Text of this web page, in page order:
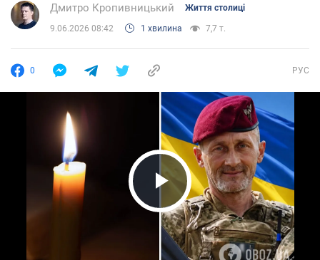
Дмитро Кропивницький Життя столиці
9.06.2026 08:42 1 хвилина 7,7 т.
0 РУС
Play Video